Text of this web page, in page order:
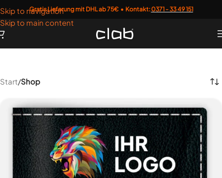
Skip to navigation
Skip to main content
Gratis Lieferung mit DHL ab 75€ • Kontakt:0371 - 33 49 151
Start/Shop